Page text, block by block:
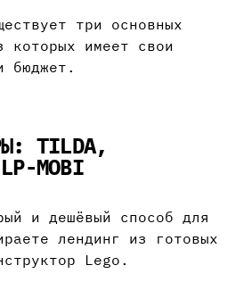
три основных
которых имеет свои
бюджет.
TILDA,
MOBI
и дешёвый способ для
лендинг из готовых
Lego.